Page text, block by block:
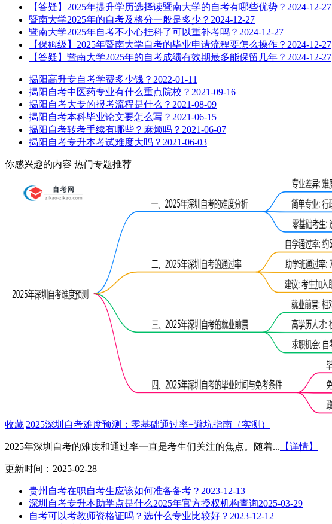
【答疑】2025年提升学历选择读暨南大学的自考有哪些优势？ 2024-12-27
暨南大学2025年的自考及格分一般是多少？ 2024-12-27
暨南大学2025年自考不小心挂科了可以重补考吗？ 2024-12-27
【保姆级】2025年暨南大学自考的毕业申请流程要怎么操作？ 2024-12-27
【答疑】暨南大学2025年的自考成绩有效期最多能保留几年？ 2024-12-27
揭阳高升专自考学费多少钱？ 2022-01-11
揭阳自考中医药专业有什么重点院校？ 2021-09-16
揭阳自考大专的报考流程是什么？ 2021-08-09
揭阳自考本科毕业论文要怎么写？ 2021-06-15
揭阳自考转考手续有哪些？麻烦吗？ 2021-06-07
揭阳自考专升本考试难度大吗？ 2021-06-03
你感兴趣的内容 热门专题推荐
收藏|2025深圳自考难度预测：零基础通过率+避坑指南（实测）
2025年深圳自考的难度和通过率一直是考生们关注的焦点。随着... 【详情】
更新时间：2025-02-28
贵州自考在职自考生应该如何准备备考？ 2023-12-13
深圳自考专升本助学点是什么2025年官方授权机构查询2025-03-29
自考可以考教师资格证吗？选什么专业比较好？ 2023-12-12